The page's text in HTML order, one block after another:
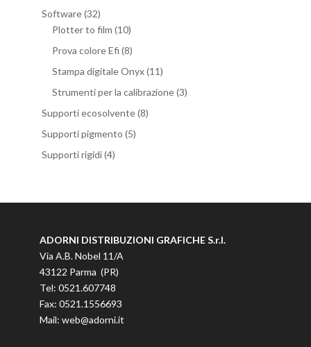
Software(32)
Plotter to film (10)
Prova colore Efi (8)
Stampa digitale Onyx(11)
Strumenti per la calibrazione(3)
Supporti ecosolvente(8)
Supporti pigmento (5)
Supporti rigidi(4)
ADORNI DISTRIBUZIONI GRAFICHE S.r.l.
Via A.B. Nobel 11/A
43122 Parma (PR)
Tel: 0521.607748
Fax: 0521.1556693
Mail: web@adorni.it